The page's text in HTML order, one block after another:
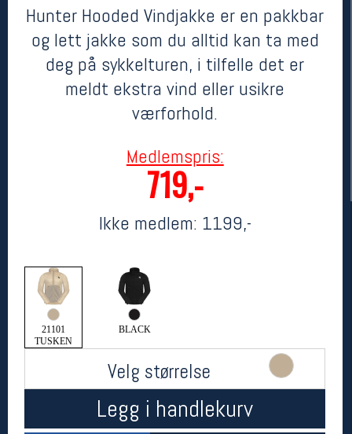
Hunter Hooded Vindjakke er en pakkbar
og lett jakke som du alltid kan ta med
deg på sykkelturen, i tilfelle det er
meldt ekstra vind eller usikre
værforhold.
Medlemspris:
719,-
Ikke medlem: 1199,-
21101
TUSKEN
BLACK
Velg størrelse
Legg i handlekurv
1199,- MEDLEM:719,-
Her finner du oss
Oslo Sportslager
Torggata 20
0183 Oslo
Telefon: 23 32 62 00
(telefontid man-fredag klokken 10-13)
Vis i kart
Kontakt oss